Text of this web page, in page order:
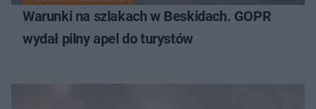
Warunki na szlakach w Beskidach. GOPR
wydał pilny apel do turystów